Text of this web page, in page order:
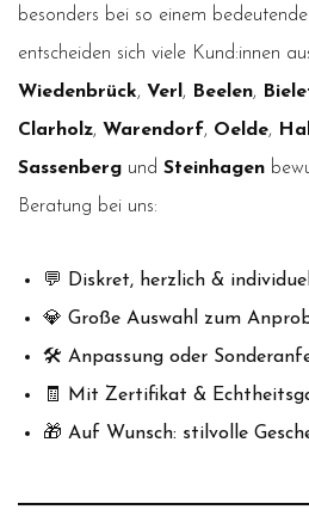
besonders bei so einem
entscheiden sich viele Kund:innen
Wiedenbrück, Verl , Beelen,
Clarholz, Warendorf, Oelde,
Sassenberg und Steinhagen
Beratung bei uns:
💬 Diskret, herzlich & individuell
💎 Große Auswahl zum
🛠️ Anpassung oder
🧾 Mit Zertifikat &
🎁 Auf Wunsch: stilvolle